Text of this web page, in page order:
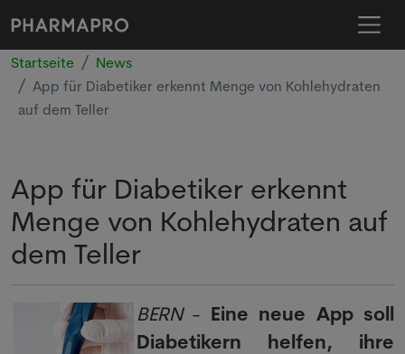
Startseite
News
App für Diabetiker erkennt Menge von Kohlehydraten
auf dem Teller
App für Diabetiker erkennt
Menge von Kohlehydraten auf
dem Teller
BERN- Eine neue App soll
Diabetikern helfen, ihre